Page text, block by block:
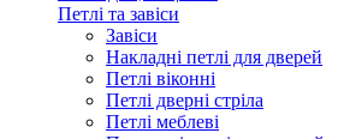
Петлі та завіси
Завіси
Накладні петлі для дверей
Петлі віконні
Петлі дверні стріла
Петлі меблеві